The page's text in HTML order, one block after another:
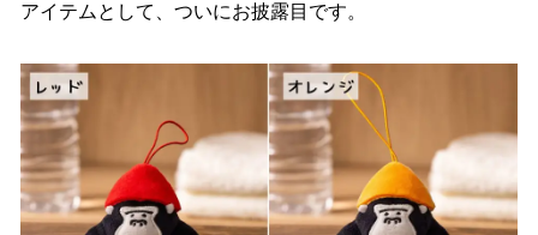
アイテムとして、ついにお披露目です。